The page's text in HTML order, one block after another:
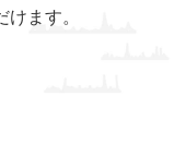
ます。